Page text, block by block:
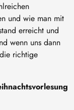
und wie man mit
erreicht und
wenn uns dann
richtige